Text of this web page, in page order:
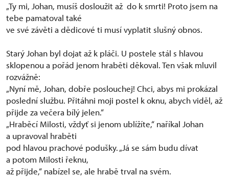
„Ty mi, Johan, musíš dosloužit až do k smrti! Proto jsem na
tebe pamatoval také
ve své závěti a dědicové ti musí vyplatit slušný obnos.
Starý Johan byl dojat až k pláči. U postele stál s hlavou
sklopenou a pořád jenom hraběti děkoval. Ten však mluvil
rozvážně:
„Nyní mě, Johan, dobře poslouchej! Chci, abys mi prokázal
poslední službu. Přitáhni moji postel k oknu, abych viděl, až
přijde za večera bílý jelen.“
„Hraběcí Milosti, vždyť si jenom ublížíte,“ naříkal Johan
a upravoval hraběti
pod hlavou prachové podušky. „Já se sám budu dívat
a potom Milosti řeknu,
až přijde,“ nabízel se, ale hrabě trval na svém.